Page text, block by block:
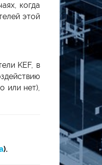
когда
этой
KEF, в
или нет),
).